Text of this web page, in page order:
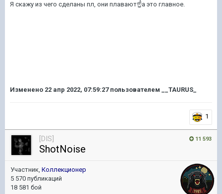
Я скажу из чего сделаны пл, они плавают☝️а это главное.
Изменено 22 апр 2022, 07:59:27пользователем __TAURUS_
1
11 593
[DIS]
ShotNoise
Участник, Коллекционер
5 570 публикаций
18 581 бой